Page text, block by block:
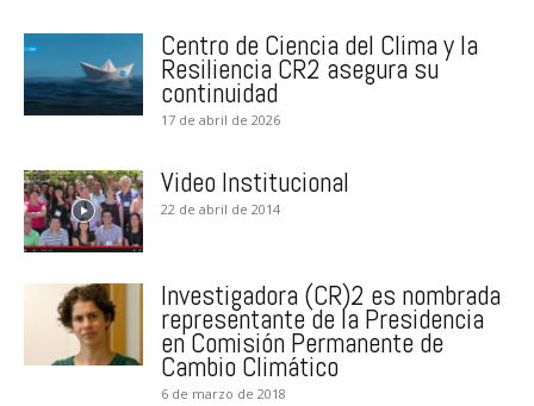
Centro de Ciencia del Clima y la
Resiliencia CR2 asegura su
continuidad
17 de abril de 2026
Video Institucional
22 de abril de 2014
Investigadora (CR)2 es nombrada
representante de la Presidencia
en Comisión Permanente de
Cambio Climático
6 de marzo de 2018